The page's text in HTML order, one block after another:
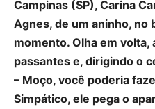
Campinas (SP), Carina
Agnes, de um aninho,
momento. Olha em
passantes e, dirigindo o
– Moço, você poderia
Simpático, ele pega o